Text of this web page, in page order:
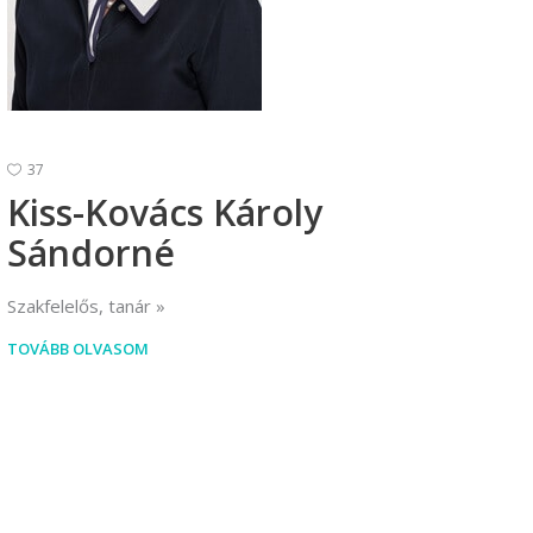
37
Kiss-Kovács Károly
Sándorné
Szakfelelős, tanár
TOVÁBB OLVASOM